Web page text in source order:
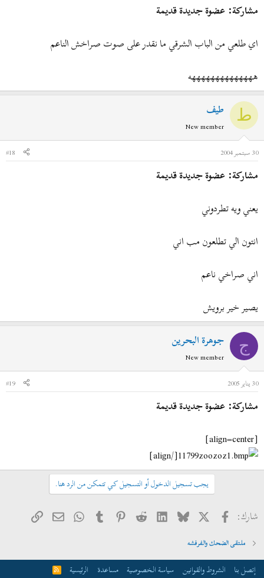
مشاركة: عضوة جديدة قديمة
اي طلعي من الباب الشرقي ما نقدر على صوت صراخش الناعم
ههههههههههههههه
ط طيف
New member
30 سبتمبر 2004
#18
مشاركة: عضوة جديدة قديمة
يعني ويه تطردوني
انتون الي تطلعون مب اني
اني صراخي ناعم
يصير خير برويش
ج جوهرة البحرين
New member
30 يناير 2005
#19
مشاركة: عضوة جديدة قديمة
[align=center]
[/align]
يجب تسجيل الدخول أو التسجيل كي تتمكن من الرد هنا.
شارك: فيسبوك
X
Bluesky
LinkedIn
Reddit
Pinterest
Tumblr
WhatsApp
البريدالرابط
ملتقى الضحك والفرفشه
إتصل بنا الشروط والقوانين سياسة الخصوصية مساعدة الرئيسية R